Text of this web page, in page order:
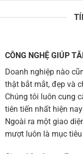
CÔNG NGHỆ GIÚP
Doanh nghiệp nào
thật bắt mắt, đẹp và
Chúng tôi luôn cung
tiên tiến nhất hiện
Ngoài ra một giao
mượt luôn là mục